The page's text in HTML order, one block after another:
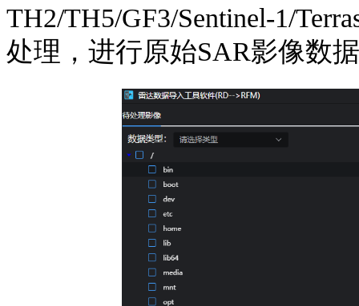
TH2/TH5/GF3/Sentinel-1/
处理，进行原始SAR影像数